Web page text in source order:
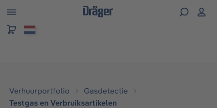
Verhuurportfolio
Gasdetectie
Testgas en Verbruiksartikelen